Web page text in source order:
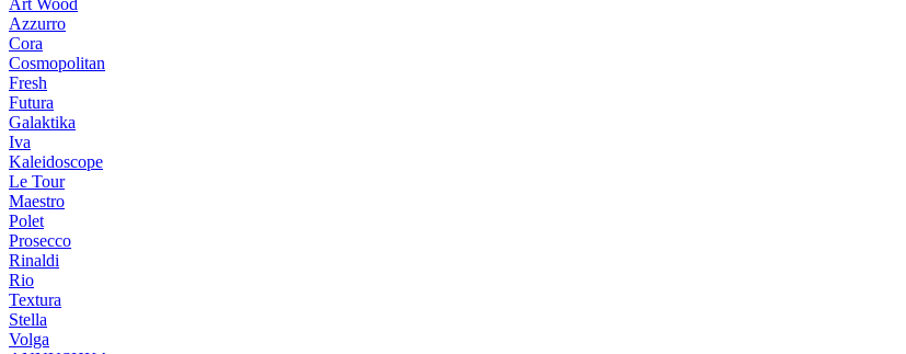
Art Wood
Azzurro
Cora
Cosmopolitan
Fresh
Futura
Galaktika
Iva
Kaleidoscope
Le Tour
Maestro
Polet
Prosecco
Rinaldi
Rio
Textura
Stella
Volga